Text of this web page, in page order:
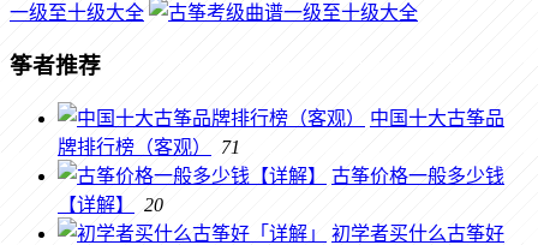
一级至十级大全
筝者推荐
中国十大古筝品
牌排行榜（客观）
71
古筝价格一般多少钱
【详解】
20
初学者买什么古筝好